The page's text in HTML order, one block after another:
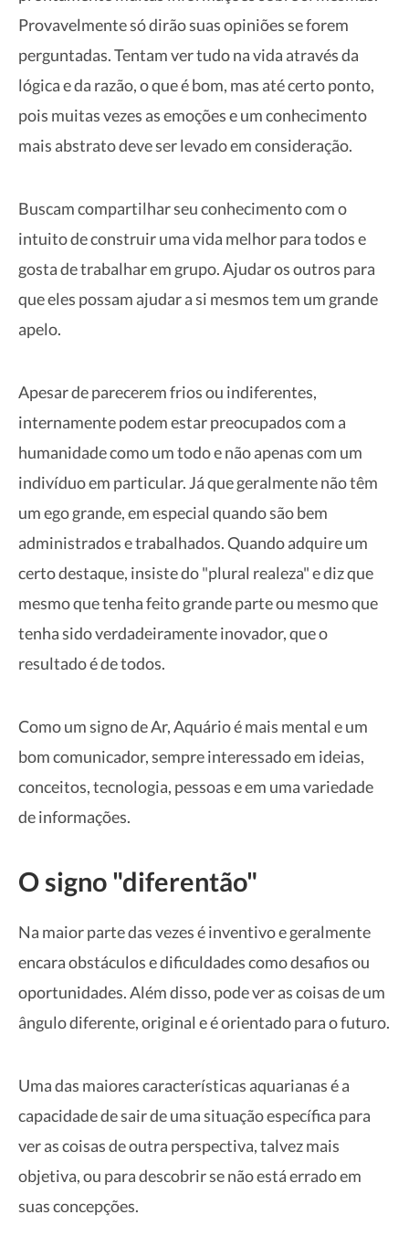
Provavelmente só dirão suas opiniões se forem
perguntadas. Tentam ver tudo na vida através da
lógica e da razão, o que é bom, mas até certo ponto,
pois muitas vezes as emoções e um conhecimento
mais abstrato deve ser levado em consideração.
Buscam compartilhar seu conhecimento com o
intuito de construir uma vida melhor para todos e
gosta de trabalhar em grupo. Ajudar os outros para
que eles possam ajudar a si mesmos tem um grande
apelo.
Apesar de parecerem frios ou indiferentes,
internamente podem estar preocupados com a
humanidade como um todo e não apenas com um
indivíduo em particular. Já que geralmente não têm
um ego grande, em especial quando são bem
administrados e trabalhados. Quando adquire um
certo destaque, insiste do "plural realeza" e diz que
mesmo que tenha feito grande parte ou mesmo que
tenha sido verdadeiramente inovador, que o
resultado é de todos.
Como um signo de Ar, Aquário é mais mental e um
bom comunicador, sempre interessado em ideias,
conceitos, tecnologia, pessoas e em uma variedade
de informações.
O signo "diferentão"
Na maior parte das vezes é inventivo e geralmente
encara obstáculos e dificuldades como desafios ou
oportunidades. Além disso, pode ver as coisas de um
ângulo diferente, original e é orientado para o futuro.
Uma das maiores características aquarianas é a
capacidade de sair de uma situação específica para
ver as coisas de outra perspectiva, talvez mais
objetiva, ou para descobrir se não está errado em
suas concepções.